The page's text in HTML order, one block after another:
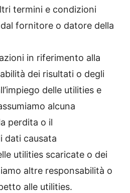
termini e condizioni
fornitore o datore della
in riferimento alla
dei risultati o degli
delle utilities e
alcuna
perdita o il
dati causata
utilities scaricate o dei
altre responsabilità o
alle utilities.